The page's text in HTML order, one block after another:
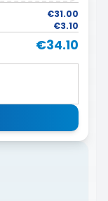
€31.00
€3.10
€34.10